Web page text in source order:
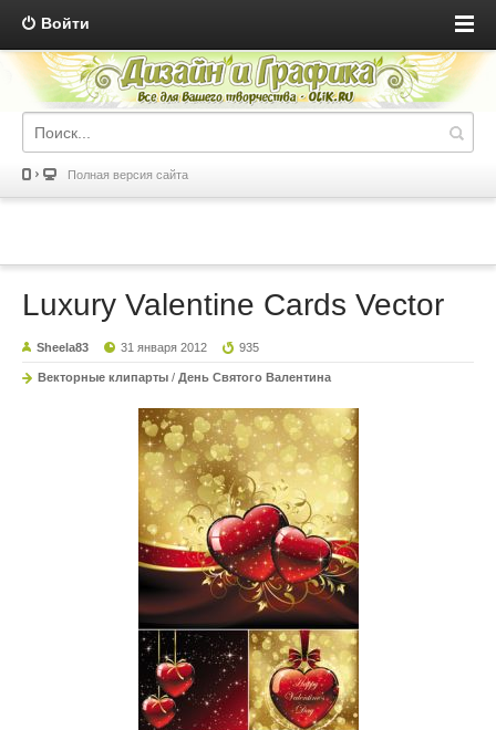
Войти
Полная версия сайта
Luxury Valentine Cards Vector
Sheela83 31 января 2012 935
Векторные клипарты / День Святого Валентина